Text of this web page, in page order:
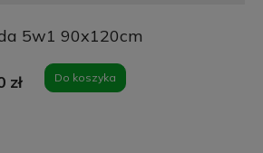
5w1 90x120cm
zł Do koszyka